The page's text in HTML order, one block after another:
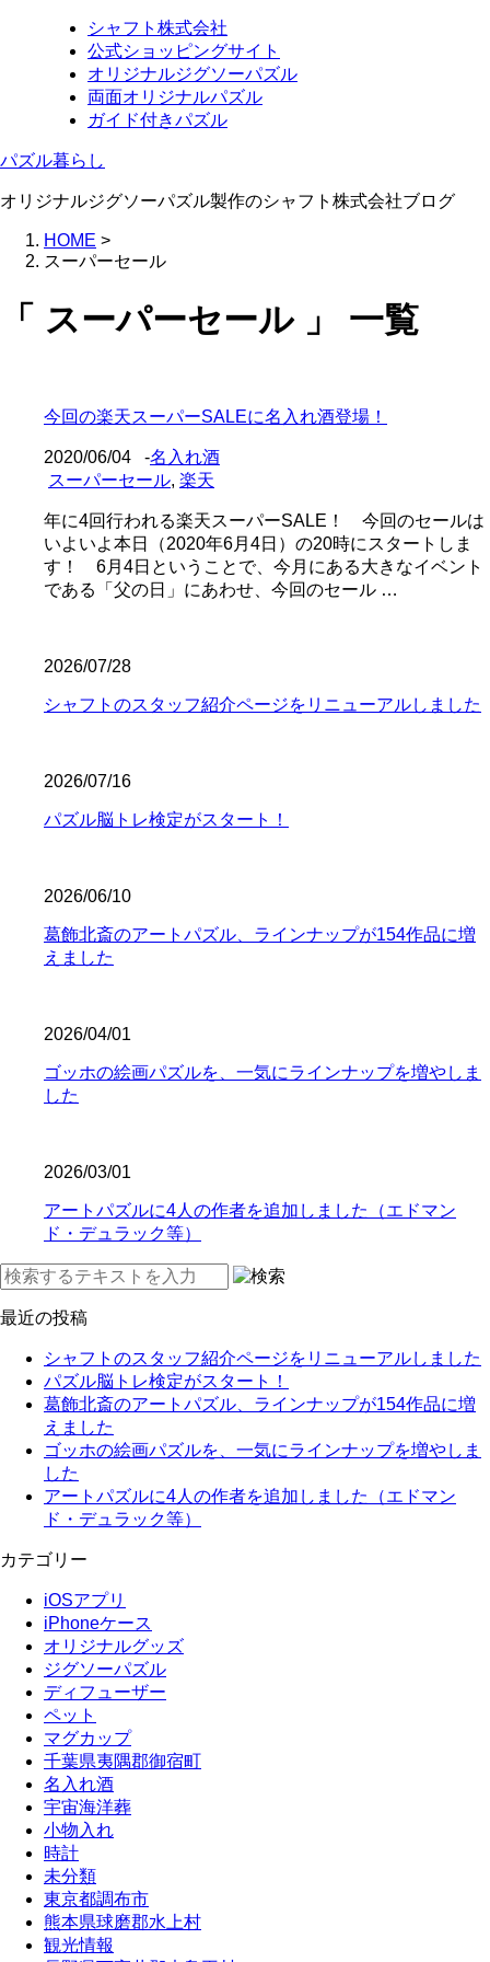
シャフト株式会社
公式ショッピングサイト
オリジナルジグソーパズル
両面オリジナルパズル
ガイド付きパズル
パズル暮らし
オリジナルジグソーパズル製作のシャフト株式会社ブログ
HOME >
スーパーセール
「 スーパーセール 」 一覧
今回の楽天スーパーSALEに名入れ酒登場！
2020/06/04 -名入れ酒
スーパーセール, 楽天
年に4回行われる楽天スーパーSALE！ 今回のセールは
いよいよ本日（2020年6月4日）の20時にスタートしま
す！ 6月4日ということで、今月にある大きなイベント
である「父の日」にあわせ、今回のセール …
2026/07/28
シャフトのスタッフ紹介ページをリニューアルしました
2026/07/16
パズル脳トレ検定がスタート！
2026/06/10
葛飾北斎のアートパズル、ラインナップが154作品に増
えました
2026/04/01
ゴッホの絵画パズルを、一気にラインナップを増やしま
した
2026/03/01
アートパズルに4人の作者を追加しました（エドマン
ド・デュラック等）
最近の投稿
シャフトのスタッフ紹介ページをリニューアルしました
パズル脳トレ検定がスタート！
葛飾北斎のアートパズル、ラインナップが154作品に増
えました
ゴッホの絵画パズルを、一気にラインナップを増やしま
した
アートパズルに4人の作者を追加しました（エドマン
ド・デュラック等）
カテゴリー
iOSアプリ
iPhoneケース
オリジナルグッズ
ジグソーパズル
ディフューザー
ペット
マグカップ
千葉県夷隅郡御宿町
名入れ酒
宇宙海洋葬
小物入れ
時計
未分類
東京都調布市
熊本県球磨郡水上村
観光情報